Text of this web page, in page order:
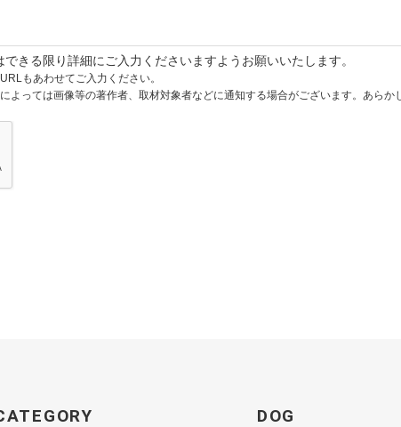
きる限り詳細にご入力くださいますようお願いいたします。
もあわせてご入力ください。
っては画像等の著作者、取材対象者などに通知する場合がございます。あらか
DOG